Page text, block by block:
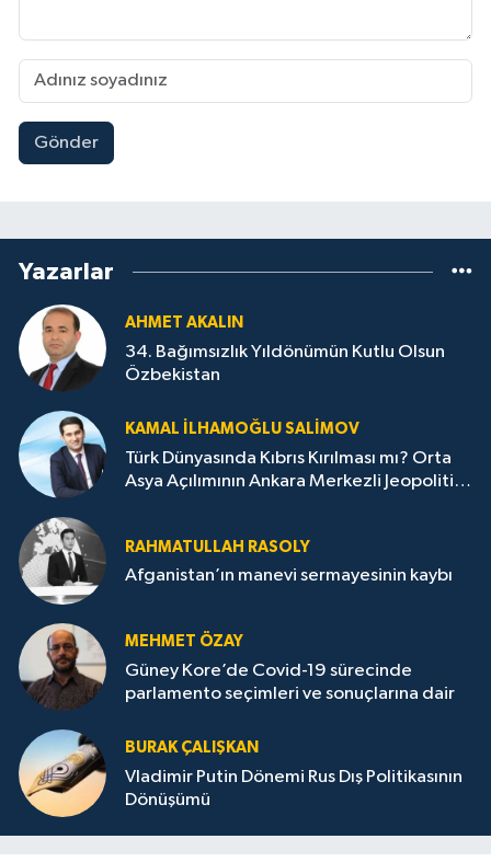
Gönder
Yazarlar
AHMET AKALIN
34. Bağımsızlık Yıldönümün Kutlu Olsun
Özbekistan
KAMAL İLHAMOĞLU SALIMOV
Türk Dünyasında Kıbrıs Kırılması mı? Orta
Asya Açılımının Ankara Merkezli Jeopolitik
RAHMATULLAH RASOLY
Afganistan’ın manevi sermayesinin kaybı
MEHMET ÖZAY
Güney Kore’de Covid-19 sürecinde
parlamento seçimleri ve sonuçlarına dair
BURAK ÇALIŞKAN
Vladimir Putin Dönemi Rus Dış Politikasının
Dönüşümü